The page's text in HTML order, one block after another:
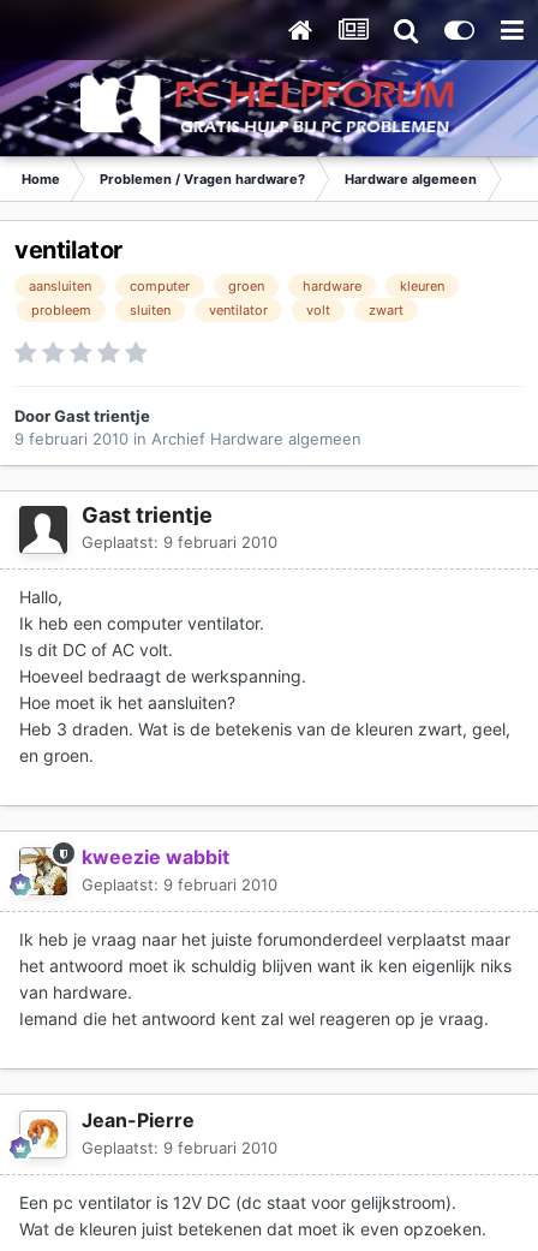
Home Problemen / Vragen hardware? Hardware algemeen
ventilator
aansluiten computer groen hardware
kleuren
probleem
sluiten ventilator volt zwart
Door Gast trientje
9 februari 2010 in Archief Hardware algemeen
Gast trientje
Geplaatst: 9 februari 2010
Hallo,
Ik heb een computer ventilator.
Is dit DC of AC volt.
Hoeveel bedraagt de werkspanning.
Hoe moet ik het aansluiten?
Heb 3 draden. Wat is de betekenis van de kleuren zwart, geel,
en groen.
kweezie wabbit
Geplaatst: 9 februari 2010
Ik heb je vraag naar het juiste forumonderdeel verplaatst maar
het antwoord moet ik schuldig blijven want ik ken eigenlijk niks
van hardware.
Iemand die het antwoord kent zal wel reageren op je vraag.
Jean-Pierre
Geplaatst: 9 februari 2010
Een pc ventilator is 12V DC (dc staat voor gelijkstroom).
Wat de kleuren juist betekenen dat moet ik even opzoeken.